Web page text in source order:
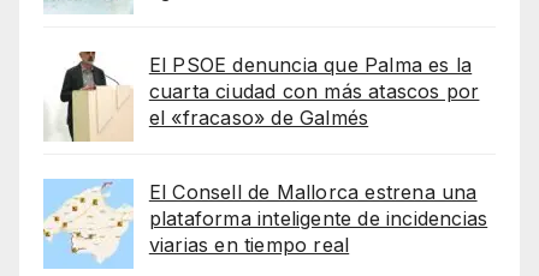
El PSOE denuncia que Palma es la
cuarta ciudad con más atascos por
el «fracaso» de Galmés
El Consell de Mallorca estrena una
plataforma inteligente de incidencias
viarias en tiempo real